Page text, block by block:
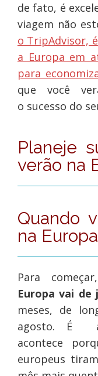
de fato, é
viagem não
o TripAdvisor,
a Europa em
para
que você
o sucesso do
Planeje
verão na
Quando
na Europa
Para
Europa vai
meses, de
agosto. É
acontece
europeus